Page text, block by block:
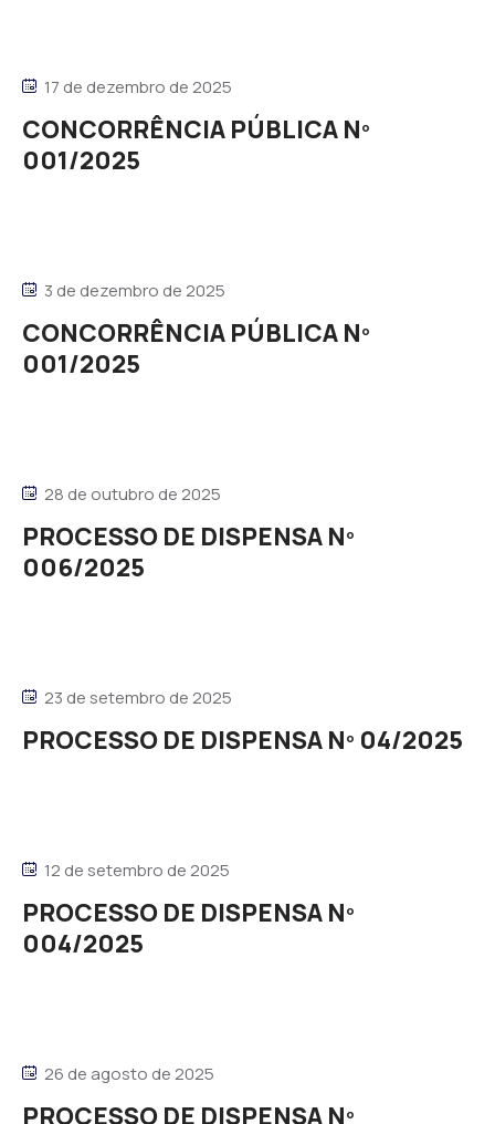
17 de dezembro de 2025
CONCORRÊNCIA PÚBLICA Nº
001/2025
3 de dezembro de 2025
CONCORRÊNCIA PÚBLICA Nº
001/2025
28 de outubro de 2025
PROCESSO DE DISPENSA Nº
006/2025
23 de setembro de 2025
PROCESSO DE DISPENSA Nº 04/2025
12 de setembro de 2025
PROCESSO DE DISPENSA Nº
004/2025
26 de agosto de 2025
PROCESSO DE DISPENSA Nº